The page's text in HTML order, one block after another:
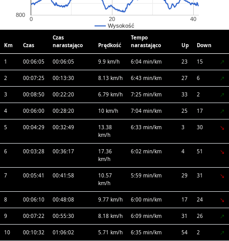
Wysokość
0 20 40
800
Km Czas
Czas
narastająco
Prędkość
Tempo
narastająco
Up Down
1 00:06:05 00:06:05 9.9 km/h 6:04 min/km 23 15
2 00:07:25 00:13:30 8.13 km/h 6:43 min/km 27 6
3 00:08:50 00:22:20 6.79 km/h 7:25 min/km 33 2
4 00:06:00 00:28:20 10 km/h 7:04 min/km 25 17
5 00:04:29 00:32:49
13.38
km/h
6:33 min/km 3 30
6 00:03:28 00:36:17
17.36
km/h
6:02 min/km 4 51
7 00:05:41 00:41:58
10.57
km/h
5:59 min/km 29 31
8 00:06:10 00:48:08 9.77 km/h 6:00 min/km 17 24
9 00:07:22 00:55:30 8.18 km/h 6:09 min/km 31 26
10 00:10:32 01:06:02 5.71 km/h 6:35 min/km 54 2